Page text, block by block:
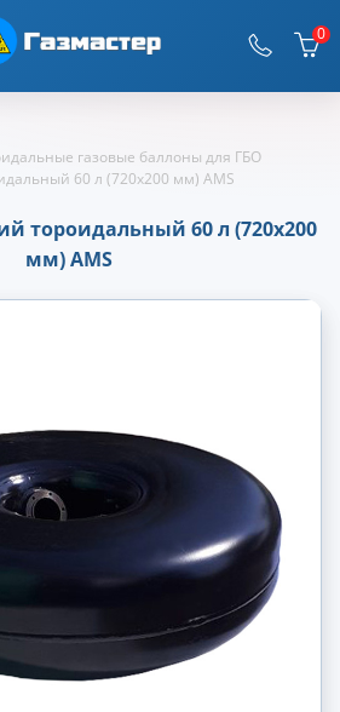
0
газовые баллоны для ГБО
60 л (720х200 мм) AMS
тороидальный 60 л (720х200
мм) AMS